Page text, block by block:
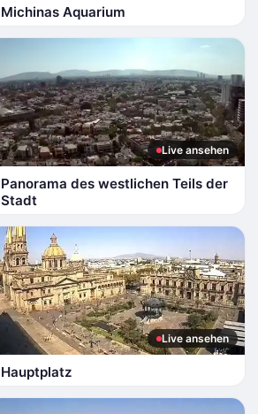
Michinas Aquarium
Live ansehen
Panorama des westlichen Teils der
Stadt
Live ansehen
Hauptplatz